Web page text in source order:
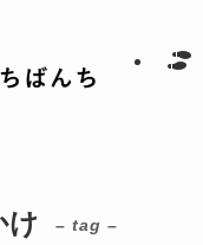
け – tag –